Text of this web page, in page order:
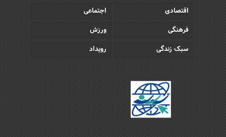
اقتصادی
اجتماعی
فرهنگی
ورزش
سبک زندگی
رویداد